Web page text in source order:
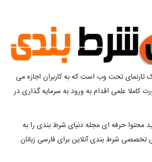
تحت وب است که به کاربران اجازه می
علمی اقدام به ورود به سرمایه گذاری در
محتوا حرفه ای مجله دنیای شرط بندی را به
تخصصی شرط بندی آنلاین برای فارسی زبانان